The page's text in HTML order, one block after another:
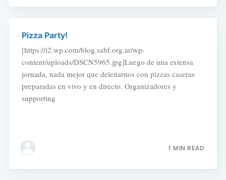
Pizza Party!
[https://i2.wp.com/blog.sabf.org.ar/wp-
content/uploads/DSCN5965.jpg]Luego de una extensa
jornada, nada mejor que deleitarnos con pizzas caseras
preparadas en vivo y en directo. Organizadores y
supporting
1 MIN READ